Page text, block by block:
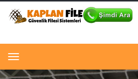
Menu